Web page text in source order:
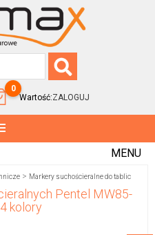
0
Wartość:ZALOGUJ
MENU
> Markery suchościeralne do tablic
Pentel MW85-
kolory